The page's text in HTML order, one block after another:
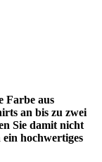
Farbe aus
an bis zu zwei
Sie damit nicht
hochwertiges